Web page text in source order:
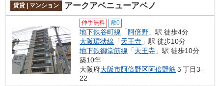
賃貸 | マンション アークアベニューアベノ
仲手無料 敷0
地下鉄谷町線 「 阿倍野 」駅 徒歩4分
大阪環状線 「天王寺 」駅 徒歩10分
地下鉄御堂筋線 「天王寺 」駅 徒歩10分
築10年
大阪府大阪市阿倍野区阿倍野筋５丁目3-
22